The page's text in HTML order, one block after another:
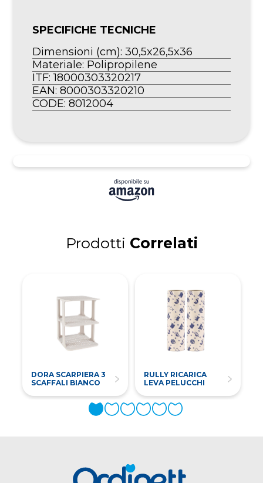
SPECIFICHE TECNICHE
Dimensioni (cm): 30,5x26,5x36
Materiale: Polipropilene
ITF: 18000303320217
EAN: 8000303320210
CODE: 8012004
Prodotti Correlati
DORA SCARPIERA 3
SCAFFALI BIANCO
RULLY RICARICA
LEVA PELUCCHI